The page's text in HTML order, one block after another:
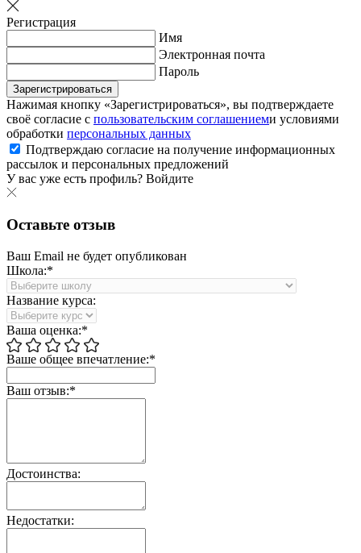
Регистрация
Имя
Электронная почта
Пароль
Зарегистрироваться
Нажимая кнопку «Зарегистрироваться», вы подтверждаете
своё согласие с пользовательским соглашениеми условиями
обработки персональных данных
Подтверждаю согласие на получение информационных
рассылок и персональных предложений
У вас уже есть профиль? Войдите
Оставьте отзыв
Ваш Email не будет опубликован
Школа:*
Название курса:
Ваша оценка:*
Ваше общее впечатление:*
Ваш отзыв:*
Достоинства:
Недостатки: